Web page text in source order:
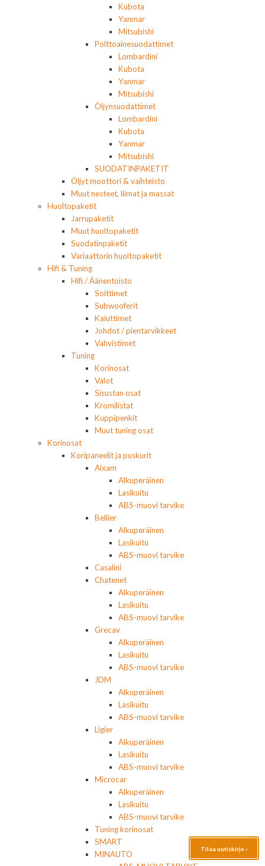
Kubota
Yanmar
Mitsubishi
Polttoainesuodattimet
Lombardini
Kubota
Yanmar
Mitsubishi
Öljynsuodattimet
Lombardini
Kubota
Yanmar
Mitsubishi
SUODATINPAKETIT
Öljyt moottori & vaihteisto
Muut nesteet, liimat ja massat
Huoltopaketit
Jarrupaketit
Muut huoltopaketit
Suodatinpaketit
Variaattorin huoltopaketit
Hifi & Tuning
Hifi / Äänentoisto
Soittimet
Subwooferit
Kaiuttimet
Johdot / pientarvikkeet
Vahvistimet
Tuning
Korinosat
Valot
Sisustan osat
Kromilistat
Kuppipenkit
Muut tuning osat
Korinosat
Koripaneelit ja puskurit
Aixam
Alkuperäinen
Lasikuitu
ABS-muovi tarvike
Bellier
Alkuperäinen
Lasikuitu
ABS-muovi tarvike
Casalini
Chatenet
Alkuperäinen
Lasikuitu
ABS-muovi tarvike
Grecav
Alkuperäinen
Lasikuitu
ABS-muovi tarvike
JDM
Alkuperäinen
Lasikuitu
ABS-muovi tarvike
Ligier
Alkuperäinen
Lasikuitu
ABS-muovi tarvike
Microcar
Alkuperäinen
Lasikuitu
ABS-muovi tarvike
Tuning korinosat
SMART
MINAUTO
Tilaa uutiskirje ›